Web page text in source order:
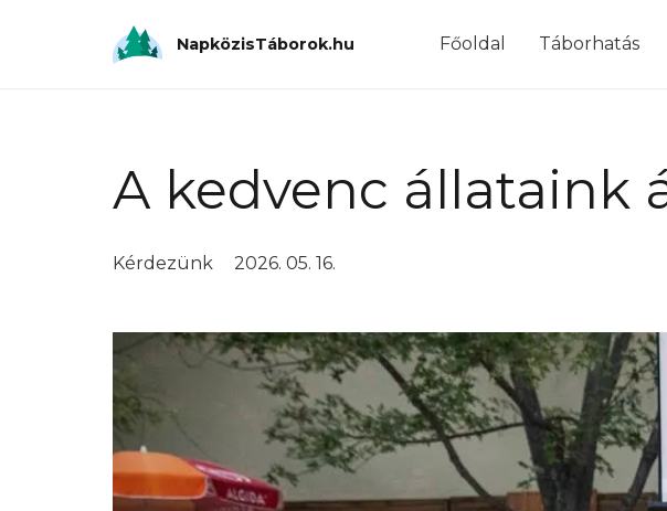
NapközisTáborok.hu Főoldal Táborhatás
A kedvenc állataink
Kérdezünk 2026. 05. 16.